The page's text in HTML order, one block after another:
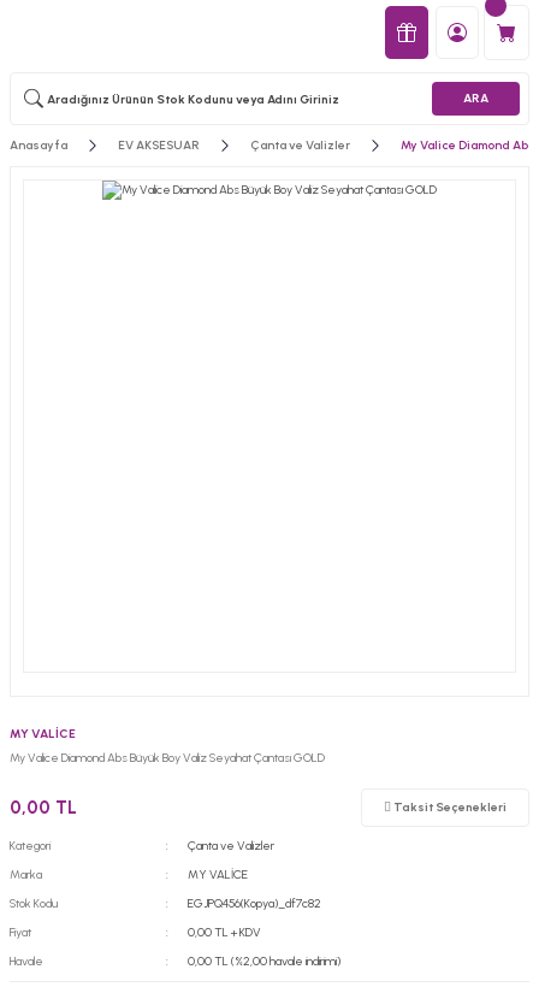
ARA
Anasayfa EV AKSESUAR Çanta ve Valizler My Valice Diamond Abs
MY VALİCE
My Valice Diamond Abs Büyük Boy Valiz Seyahat Çantası GOLD
0,00 TL Taksit Seçenekleri
Kategori
Çanta ve Valizler
Marka
MY VALİCE
Stok Kodu
EGJPQ456(Kopya)_df7c82
Fiyat
0,00 TL + KDV
Havale
0,00 TL (%2,00 havale indirimi)